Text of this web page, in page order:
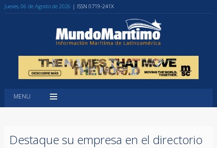
Jueves, 06 de Agosto de 2026 | ISSN 0719-241X
MENU
Destaque su empresa en el directorio